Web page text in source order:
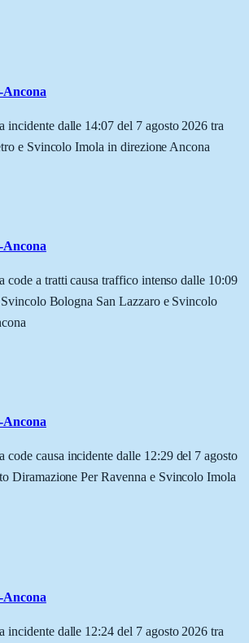
Ancona
dalle 14:07 del 7 agosto 2026 tra
e Svincolo Imola in direzione Ancona
Ancona
a tratti causa traffico intenso dalle 10:09
Bologna San Lazzaro e Svincolo
Ancona
causa incidente dalle 12:29 del 7 agosto
Diramazione Per Ravenna e Svincolo Imola
Ancona
dalle 12:24 del 7 agosto 2026 tra